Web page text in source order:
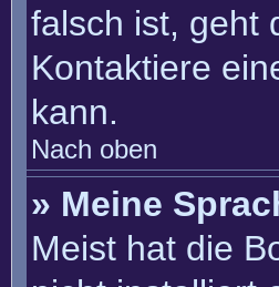
falsch ist, geht
Kontaktiere
kann.
Nach oben
» Meine
Meist hat die